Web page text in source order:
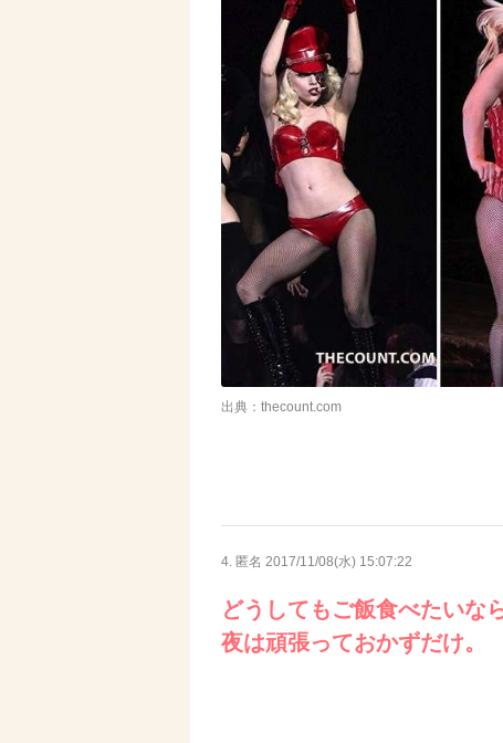
出典：thecount.com
4. 匿名 2017/11/08(水) 15:07:22
どうしてもご飯食べたいな
夜は頑張っておかずだけ。